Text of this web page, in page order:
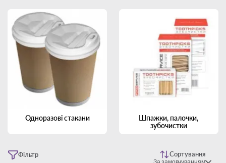
Одноразові стакани
Шпажки, палочки,
зубочистки
Фільтр Сортування